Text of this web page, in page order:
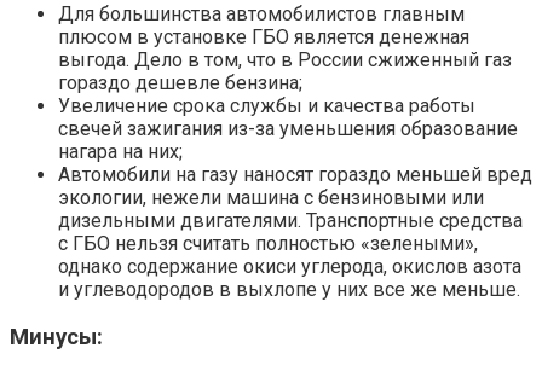
Для большинства автомобилистов главным
плюсом в установке ГБО является денежная
выгода. Дело в том, что в России сжиженный газ
гораздо дешевле бензина;
Увеличение срока службы и качества работы
свечей зажигания из-за уменьшения образование
нагара на них;
Автомобили на газу наносят гораздо меньшей вред
экологии, нежели машина с бензиновыми или
дизельными двигателями. Транспортные средства
с ГБО нельзя считать полностью «зелеными»,
однако содержание окиси углерода, окислов азота
и углеводородов в выхлопе у них все же меньше.
Минусы: